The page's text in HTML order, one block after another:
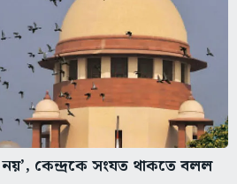
কেন্দ্রকে সংযত থাকতে বলল